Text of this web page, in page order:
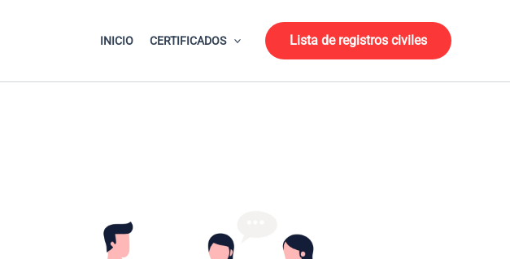
INICIO CERTIFICADOS Lista de registros civiles